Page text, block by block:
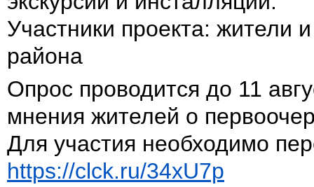
Участники проекта: жители
района
Опрос проводится до 11
мнения жителей о
Для участия необходимо
https://clck.ru/34xU7p